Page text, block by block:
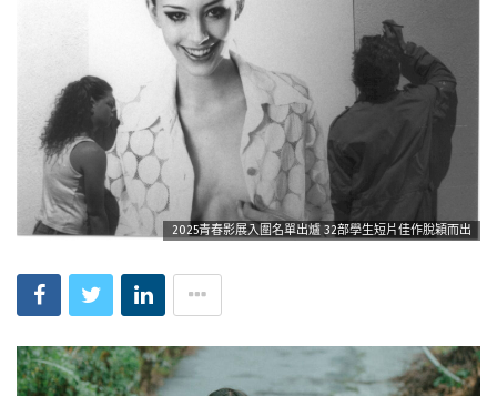
2025青春影展入圍名單出爐 32部學生短片佳作脫穎而出